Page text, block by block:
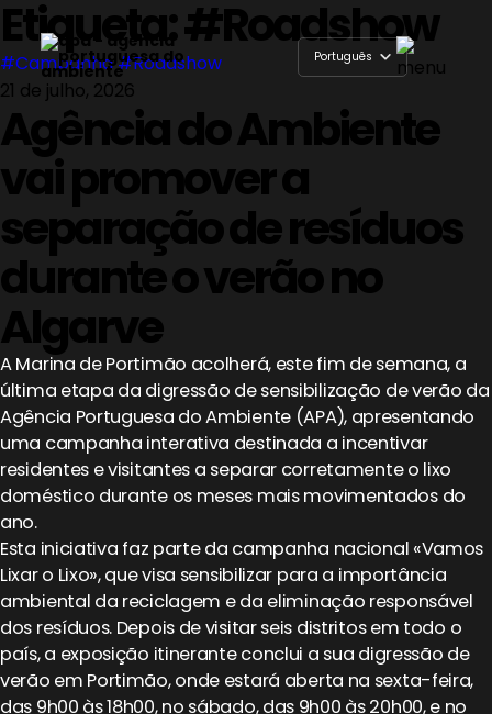
Skip
to
content
Português
Etiqueta:#Roadshow
#Campanha#Roadshow
21 de julho, 2026
Agência do Ambiente
vai promover a
separação de resíduos
durante o verão no
Algarve
A Marina de Portimão acolherá, este fim de semana, a
última etapa da digressão de sensibilização de verão da
Agência Portuguesa do Ambiente (APA), apresentando
uma campanha interativa destinada a incentivar
residentes e visitantes a separar corretamente o lixo
doméstico durante os meses mais movimentados do
ano.
Esta iniciativa faz parte da campanha nacional «Vamos
Lixar o Lixo», que visa sensibilizar para a importância
ambiental da reciclagem e da eliminação responsável
dos resíduos. Depois de visitar seis distritos em todo o
país, a exposição itinerante conclui a sua digressão de
verão em Portimão, onde estará aberta na sexta-feira,
das 9h00 às 18h00, no sábado, das 9h00 às 20h00, e no